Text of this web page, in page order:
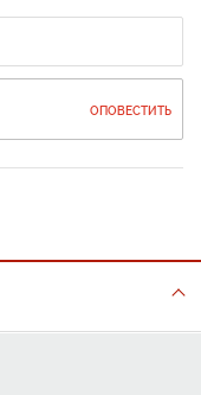
ОПОВЕСТИТЬ